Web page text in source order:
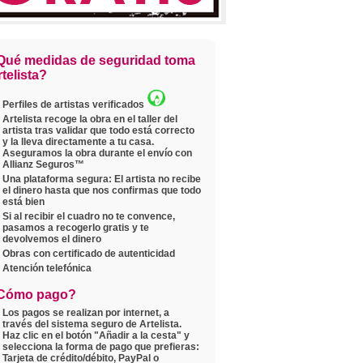
medidas de seguridad toma
Perfiles de artistas verificados
Artelista recoge la obra en el taller del
artista tras validar que todo está correcto
y la lleva directamente a tu casa.
Aseguramos la obra durante el envío con
Allianz Seguros™
Una plataforma segura: El artista no recibe
el dinero hasta que nos confirmas que todo
está bien
Si al recibir el cuadro no te convence,
pasamos a recogerlo gratis y te
devolvemos el dinero
Obras con certificado de autenticidad
Atención telefónica
pago?
Los pagos se realizan por internet, a
través del sistema seguro de Artelista.
Haz clic en el botón "Añadir a la cesta" y
selecciona la forma de pago que prefieras:
Tarjeta de crédito/débito, PayPal o